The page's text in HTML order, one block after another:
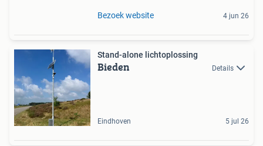
Bezoek website 4 jun 26
Stand-alone lichtoplossing
Bieden Details
Eindhoven 5 jul 26